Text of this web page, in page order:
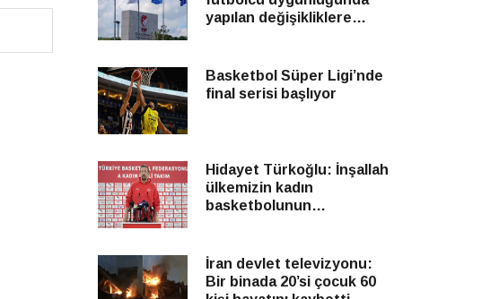
yapılan değişikliklere
Basketbol Süper Ligi’nde
final serisi başlıyor
Hidayet Türkoğlu: İnşallah
ülkemizin kadın
basketbolunun
İran devlet televizyonu:
Bir binada 20’si çocuk 60